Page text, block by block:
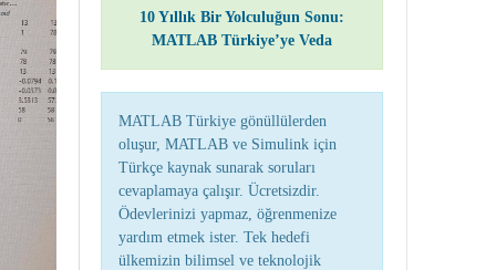
10 Yıllık Bir Yolculuğun Sonu:
MATLAB Türkiye’ye Veda
MATLAB Türkiye gönüllülerden
oluşur, MATLAB ve Simulink için
Türkçe kaynak sunarak soruları
cevaplamaya çalışır. Ücretsizdir.
Ödevlerinizi yapmaz, öğrenmenize
yardım etmek ister. Tek hedefi
ülkemizin bilimsel ve teknolojik